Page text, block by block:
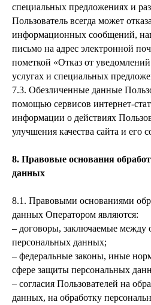
специальных предложениях и
Пользователь всегда может
информационных сообщений,
письмо на адрес электронной
пометкой «Отказ от
услугах и специальных
7.3. Обезличенные данные
помощью сервисов интернет-
информации о действиях
улучшения качества сайта и его
8. Правовые основания
данных
8.1. Правовыми основаниями
данных Оператором являются:
– договоры, заключаемые между
персональных данных;
– федеральные законы, иные
сфере защиты персональных
– согласия Пользователей на
данных, на обработку